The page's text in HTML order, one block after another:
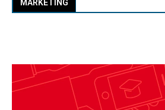
MARKETING